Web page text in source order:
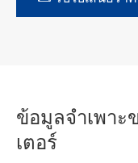
ข้อมูลจำเพาะ
เตอร์